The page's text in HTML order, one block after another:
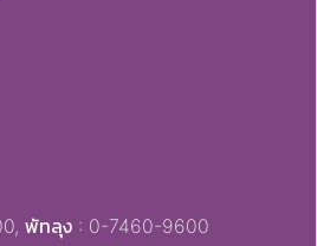
พัทลุง : 0-7460-9600